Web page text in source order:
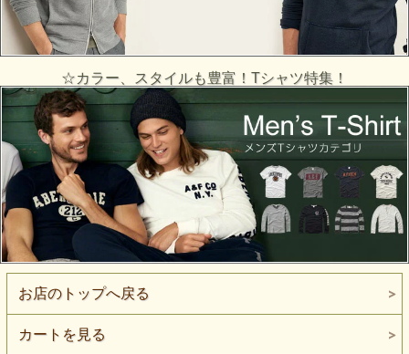
☆カラー、スタイルも豊富！Tシャツ特集！
お店のトップへ戻る
カートを見る